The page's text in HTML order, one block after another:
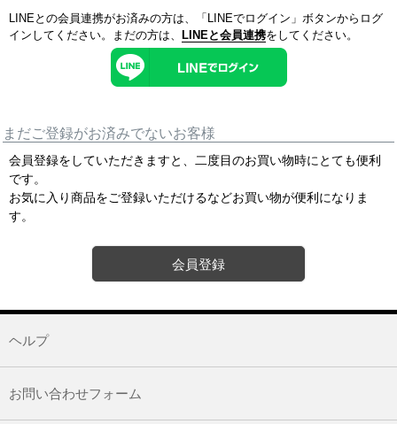
LINEとの会員連携がお済みの方は、「LINEでログイン」ボタンからログ
インしてください。まだの方は、
LINEと会員連携をしてください。
まだご登録がお済みでないお客様
会員登録をしていただきますと、二度目のお買い物時にとても便利
です。
お気に入り商品をご登録いただけるなどお買い物が便利になりま
す。
会員登録
ヘルプ
お問い合わせフォーム